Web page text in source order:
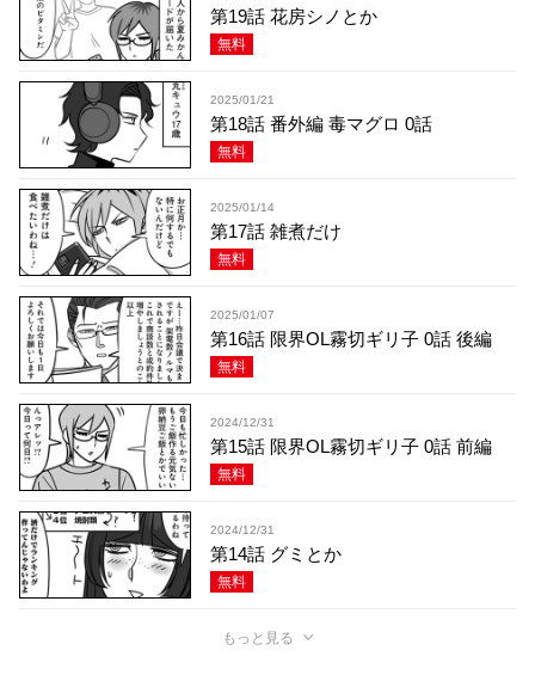
第19話 花房シノとか
無料
2025/01/21
第18話 番外編 毒マグロ 0話
無料
2025/01/14
第17話 雑煮だけ
無料
2025/01/07
第16話 限界OL霧切ギリ子 0話 後編
無料
2024/12/31
第15話 限界OL霧切ギリ子 0話 前編
無料
2024/12/31
第14話 グミとか
無料
もっと見る